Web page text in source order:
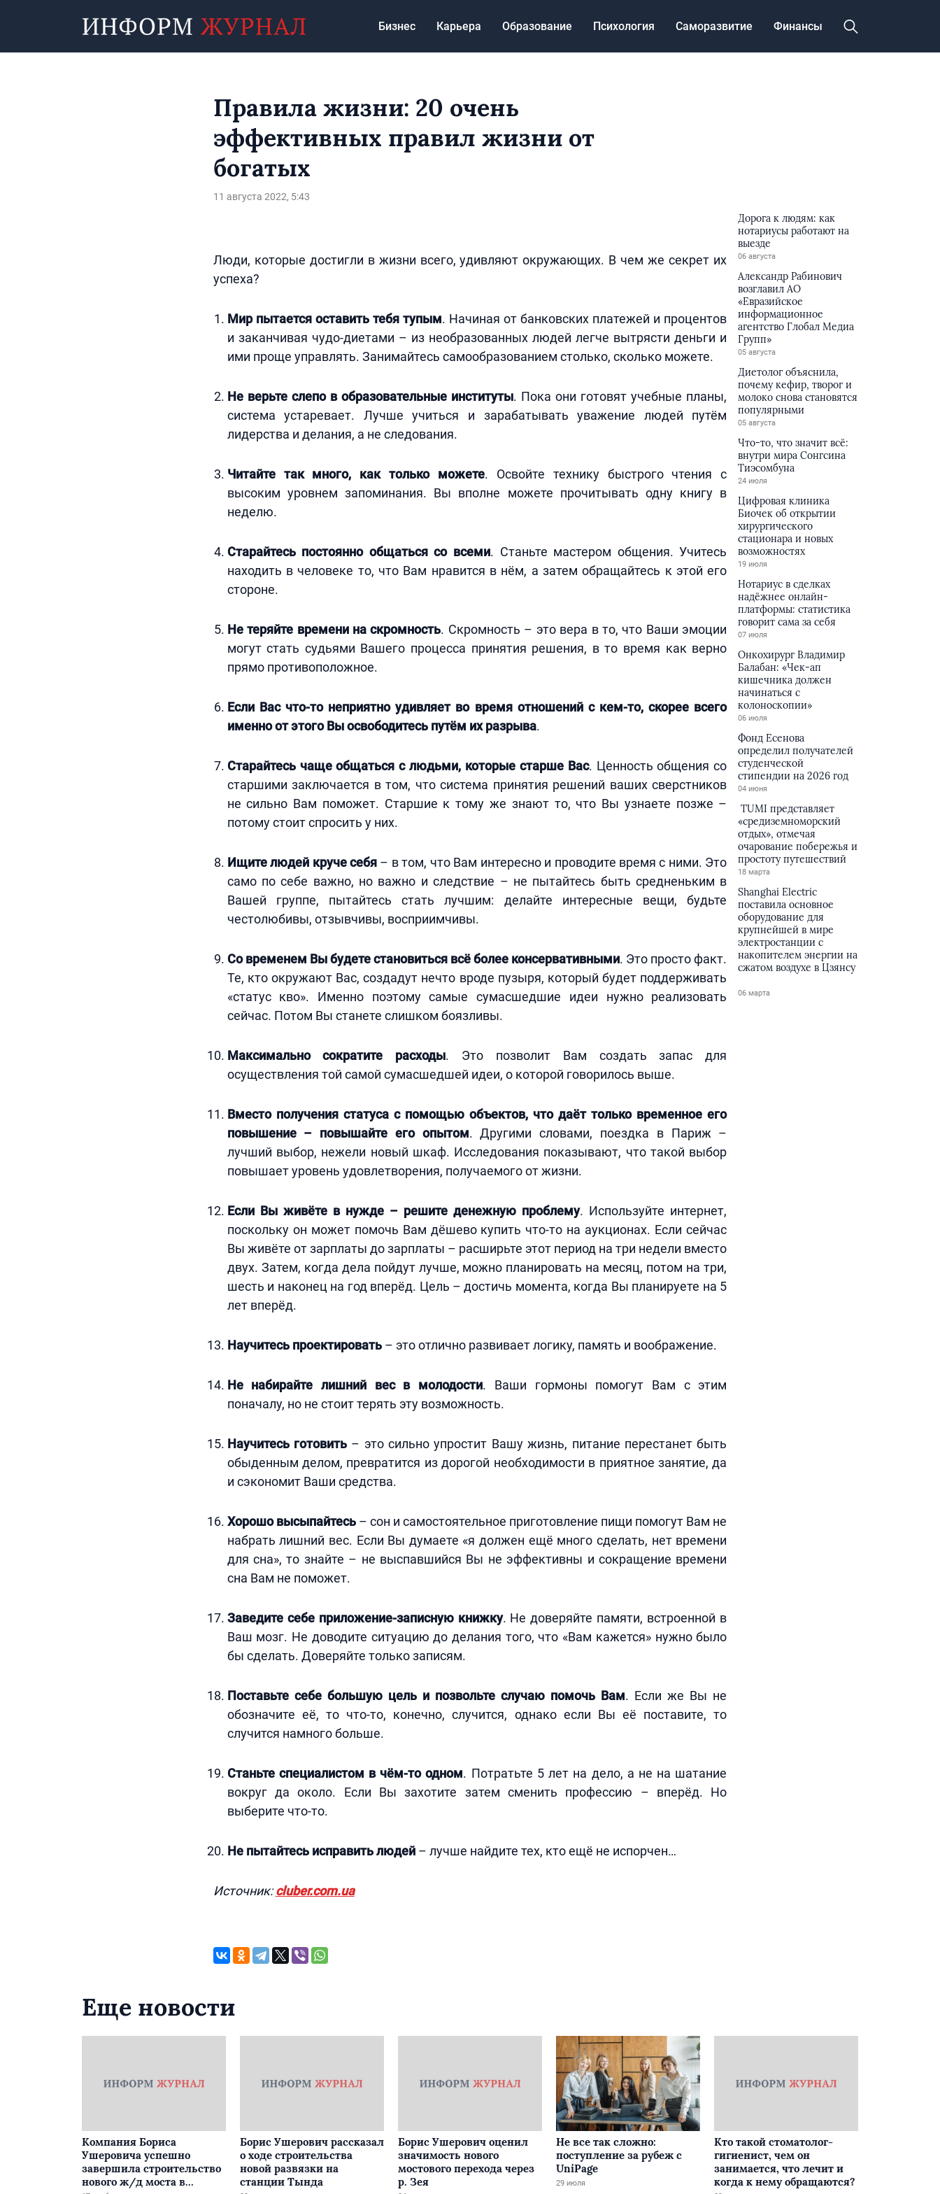
Бизнес Карьера Образование Психология Саморазвитие Финансы
Правила жизни: 20 очень
эффективных правил жизни от
богатых
11 августа 2022, 5:43
Люди, которые достигли в жизни всего, удивляют окружающих. В чем же секрет их
успеха?
Мир пытается оставить тебя тупым. Начиная от банковских платежей и процентов
и заканчивая чудо-диетами – из необразованных людей легче вытрясти деньги и
ими проще управлять. Занимайтесь самообразованием столько, сколько можете.
Не верьте слепо в образовательные институты. Пока они готовят учебные планы,
система устаревает. Лучше учиться и зарабатывать уважение людей путём
лидерства и делания, а не следования.
Читайте так много, как только можете. Освойте технику быстрого чтения с
высоким уровнем запоминания. Вы вполне можете прочитывать одну книгу в
неделю.
Старайтесь постоянно общаться со всеми. Станьте мастером общения. Учитесь
находить в человеке то, что Вам нравится в нём, а затем обращайтесь к этой его
стороне.
Не теряйте времени на скромность. Скромность – это вера в то, что Ваши эмоции
могут стать судьями Вашего процесса принятия решения, в то время как верно
прямо противоположное.
Если Вас что-то неприятно удивляет во время отношений с кем-то, скорее всего
именно от этого Вы освободитесь путём их разрыва.
Старайтесь чаще общаться с людьми, которые старше Вас. Ценность общения со
старшими заключается в том, что система принятия решений ваших сверстников
не сильно Вам поможет. Старшие к тому же знают то, что Вы узнаете позже –
потому стоит спросить у них.
Ищите людей круче себя – в том, что Вам интересно и проводите время с ними. Это
само по себе важно, но важно и следствие – не пытайтесь быть средненьким в
Вашей группе, пытайтесь стать лучшим: делайте интересные вещи, будьте
честолюбивы, отзывчивы, восприимчивы.
Со временем Вы будете становиться всё более консервативными. Это просто факт.
Те, кто окружают Вас, создадут нечто вроде пузыря, который будет поддерживать
«статус кво». Именно поэтому самые сумасшедшие идеи нужно реализовать
сейчас. Потом Вы станете слишком боязливы.
Максимально сократите расходы. Это позволит Вам создать запас для
осуществления той самой сумасшедшей идеи, о которой говорилось выше.
Вместо получения статуса с помощью объектов, что даёт только временное его
повышение – повышайте его опытом. Другими словами, поездка в Париж –
лучший выбор, нежели новый шкаф. Исследования показывают, что такой выбор
повышает уровень удовлетворения, получаемого от жизни.
Если Вы живёте в нужде – решите денежную проблему. Используйте интернет,
поскольку он может помочь Вам дёшево купить что-то на аукционах. Если сейчас
Вы живёте от зарплаты до зарплаты – расширьте этот период на три недели вместо
двух. Затем, когда дела пойдут лучше, можно планировать на месяц, потом на три,
шесть и наконец на год вперёд. Цель – достичь момента, когда Вы планируете на 5
лет вперёд.
Научитесь проектировать– это отлично развивает логику, память и воображение.
Не набирайте лишний вес в молодости. Ваши гормоны помогут Вам с этим
поначалу, но не стоит терять эту возможность.
Научитесь готовить – это сильно упростит Вашу жизнь, питание перестанет быть
обыденным делом, превратится из дорогой необходимости в приятное занятие, да
и сэкономит Ваши средства.
Хорошо высыпайтесь– сон и самостоятельное приготовление пищи помогут Вам не
набрать лишний вес. Если Вы думаете «я должен ещё много сделать, нет времени
для сна», то знайте – не выспавшийся Вы не эффективны и сокращение времени
сна Вам не поможет.
Заведите себе приложение-записную книжку. Не доверяйте памяти, встроенной в
Ваш мозг. Не доводите ситуацию до делания того, что «Вам кажется» нужно было
бы сделать. Доверяйте только записям.
Поставьте себе большую цель и позвольте случаю помочь Вам. Если же Вы не
обозначите её, то что-то, конечно, случится, однако если Вы её поставите, то
случится намного больше.
Станьте специалистом в чём-то одном. Потратьте 5 лет на дело, а не на шатание
вокруг да около. Если Вы захотите затем сменить профессию – вперёд. Но
выберите что-то.
Не пытайтесь исправить людей– лучше найдите тех, кто ещё не испорчен…
Источник:cluber.com.ua
Дорога к людям: как
нотариусы работают на
выезде
06 августа
Александр Рабинович
возглавил АО
«Евразийское
информационное
агентство Глобал Медиа
Групп»
05 августа
Диетолог объяснила,
почему кефир, творог и
молоко снова становятся
популярными
05 августа
Что-то, что значит всё:
внутри мира Сонгсина
Тиэсомбуна
24 июля
Цифровая клиника
Биочек об открытии
хирургического
стационара и новых
возможностях
19 июля
Нотариус в сделках
надёжнее онлайн-
платформы: статистика
говорит сама за себя
07 июля
Онкохирург Владимир
Балабан: «Чек-ап
кишечника должен
начинаться с
колоноскопии»
06 июля
Фонд Есенова
определил получателей
студенческой
стипендии на 2026 год
04 июня
TUMI представляет
«средиземноморский
отдых», отмечая
очарование побережья и
простоту путешествий
18 марта
Shanghai Electric
поставила основное
оборудование для
крупнейшей в мире
электростанции с
накопителем энергии на
сжатом воздухе в Цзянсу
06 марта
Еще новости
Компания Бориса
Ушеровича успешно
завершила строительство
нового ж/д моста в
Борис Ушерович рассказал
о ходе строительства
новой развязки на
станции Тында
Борис Ушерович оценил
значимость нового
мостового перехода через
р. Зея
Не все так сложно:
поступление за рубеж с
UniPage
29 июля
Кто такой стоматолог-
гигиенист, чем он
занимается, что лечит и
когда к нему обращаются?